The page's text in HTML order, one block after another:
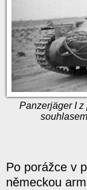
Panzerjäger I z
Po porážce v
německou